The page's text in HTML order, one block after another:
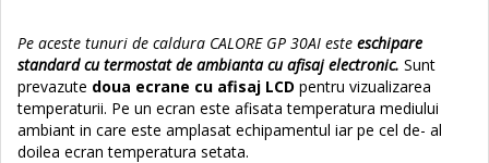
Pe aceste tunuri de caldura CALORE GP 30AI este eschipare
standard cu termostat de ambianta cu afisaj electronic. Sunt
prevazute doua ecrane cu afisaj LCD pentru vizualizarea
temperaturii. Pe un ecran este afisata temperatura mediului
ambiant in care este amplasat echipamentul iar pe cel de- al
doilea ecran temperatura setata.